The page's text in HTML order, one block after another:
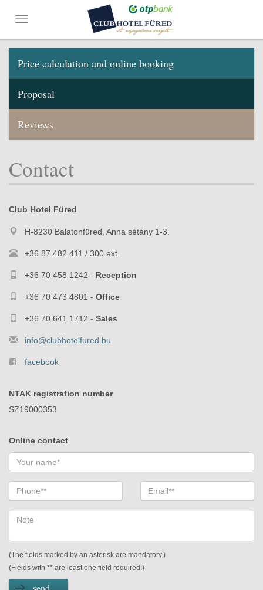
Price calculation and online booking
Proposal
Reviews
Contact
Club Hotel Füred
H-8230 Balatonfüred, Anna sétány 1-3.
+36 87 482 411 / 300 ext.
+36 70 458 1242 - Reception
+36 70 473 4801 - Office
+36 70 641 1712 - Sales
info@clubhotelfured.hu
facebook
NTAK registration number
SZ19000353
Online contact
(The fields marked by an asterisk are mandatory.)
(Fields with ** are least one field required!)